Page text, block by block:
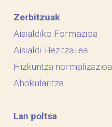
Zerbitzuak
Aisialdiko Formazioa
Aisialdi Hezitzailea
Hizkuntza normalizazioa
Ahokularitza
Lan poltsa